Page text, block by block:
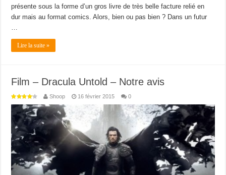
présente sous la forme d’un gros livre de très belle facture relié en
dur mais au format comics. Alors, bien ou pas bien ? Dans un futur
…
Lire la suite »
Film – Dracula Untold – Notre avis
Shoop 16 février 2015 0